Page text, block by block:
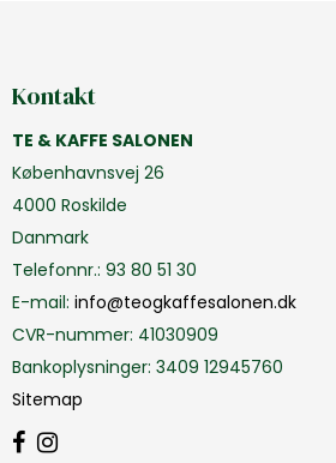
Kontakt
TE & KAFFE SALONEN
Københavnsvej 26
4000 Roskilde
Danmark
Telefonnr.: 93 80 51 30
E-mail: info@teogkaffesalonen.dk
CVR-nummer: 41030909
Bankoplysninger: 3409 12945760
Sitemap